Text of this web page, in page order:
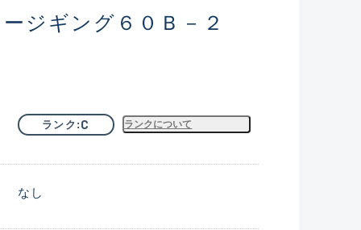
ジギング６０Ｂ－２
ランク C ランクについて
なし